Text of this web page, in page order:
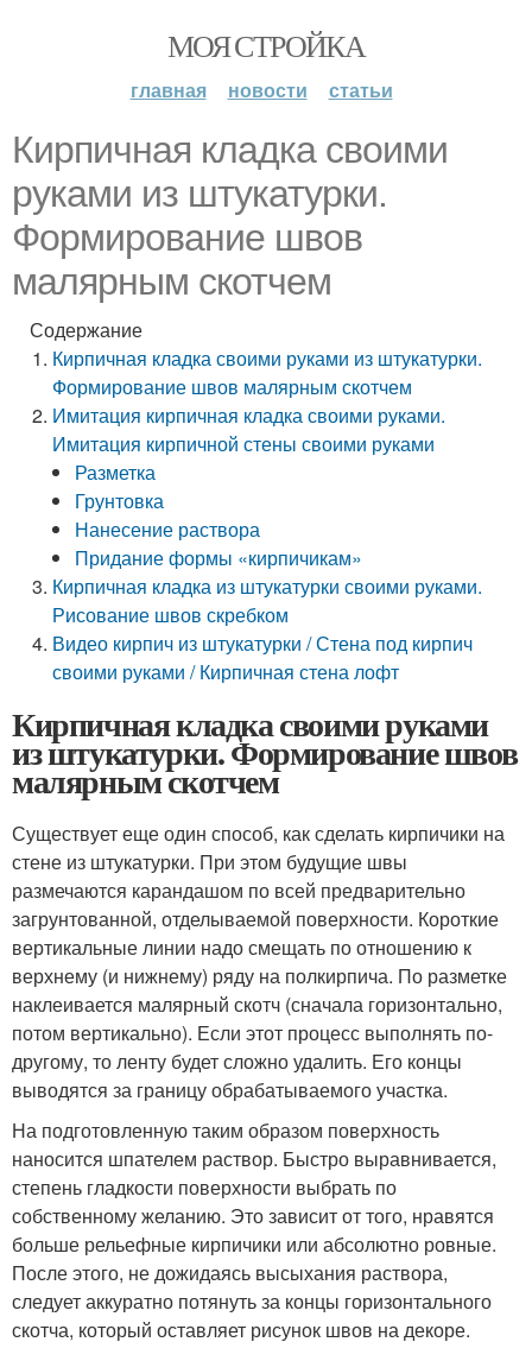
МОЯ СТРОЙКА
главная новости статьи
Кирпичная кладка своими
руками из штукатурки.
Формирование швов
малярным скотчем
Содержание
Кирпичная кладка своими руками из штукатурки.
Формирование швов малярным скотчем
Имитация кирпичная кладка своими руками.
Имитация кирпичной стены своими руками
Разметка
Грунтовка
Нанесение раствора
Придание формы «кирпичикам»
Кирпичная кладка из штукатурки своими руками.
Рисование швов скребком
Видео кирпич из штукатурки / Стена под кирпич
своими руками / Кирпичная стена лофт
Кирпичная кладка своими руками
из штукатурки. Формирование швов
малярным скотчем
Существует еще один способ, как сделать кирпичики на
стене из штукатурки. При этом будущие швы
размечаются карандашом по всей предварительно
загрунтованной, отделываемой поверхности. Короткие
вертикальные линии надо смещать по отношению к
верхнему (и нижнему) ряду на полкирпича. По разметке
наклеивается малярный скотч (сначала горизонтально,
потом вертикально). Если этот процесс выполнять по-
другому, то ленту будет сложно удалить. Его концы
выводятся за границу обрабатываемого участка.
На подготовленную таким образом поверхность
наносится шпателем раствор. Быстро выравнивается,
степень гладкости поверхности выбрать по
собственному желанию. Это зависит от того, нравятся
больше рельефные кирпичики или абсолютно ровные.
После этого, не дожидаясь высыхания раствора,
следует аккуратно потянуть за концы горизонтального
скотча, который оставляет рисунок швов на декоре.